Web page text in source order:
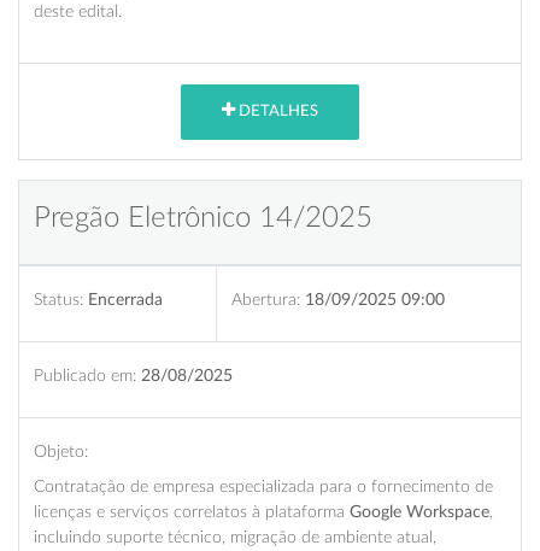
deste edital.
DETALHES
Pregão Eletrônico 14/2025
Status: Encerrada Abertura: 18/09/2025 09:00
Publicado em: 28/08/2025
Objeto:
Contratação de empresa especializada para o fornecimento de
licenças e serviços correlatos à plataforma Google Workspace
incluindo suporte técnico, migração de ambiente atual,